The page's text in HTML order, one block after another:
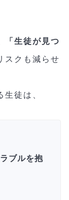
「生徒が見つ
スクも減らせ
徒は、
ブルを抱